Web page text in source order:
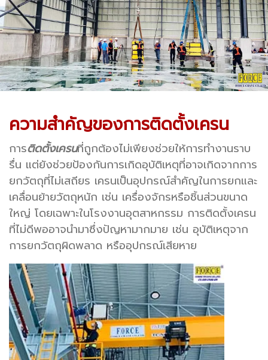
ความสำคัญของการติดตั้งเครน
การติดตั้งเครนที่ถูกต้องไม่เพียงช่วยให้การทำงานราบ
รื่น แต่ยังช่วยป้องกันการเกิดอุบัติเหตุที่อาจเกิดจากการ
ยกวัตถุที่ไม่เสถียร เครนเป็นอุปกรณ์สำคัญในการยกและ
เคลื่อนย้ายวัตถุหนัก เช่น เครื่องจักรหรือชิ้นส่วนขนาด
ใหญ่ โดยเฉพาะในโรงงานอุตสาหกรรม การติดตั้งเครน
ที่ไม่ดีพออาจนำมาซึ่งปัญหามากมาย เช่น อุบัติเหตุจาก
การยกวัตถุผิดพลาด หรืออุปกรณ์เสียหาย